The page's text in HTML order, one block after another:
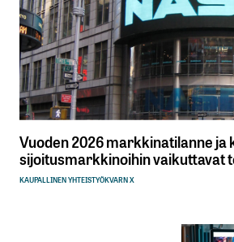
Vuoden 2026 markkinatilanne ja
sijoitusmarkkinoihin vaikuttavat
KAUPALLINEN YHTEISTYÖKVARN X